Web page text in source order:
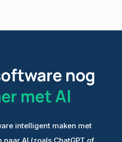
nog
met AI
intelligent maken met
AI (zoals ChatGPT of